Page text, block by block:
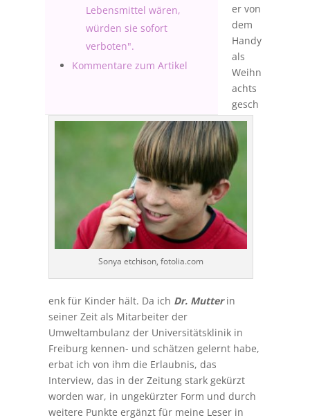
Lebensmittel wären,
würden sie sofort
verboten".
Kommentare zum Artikel
Sonya etchison, fotolia.com
er von
dem
Handy
als
Weihn
achts
gesch
enk für Kinder hält. Da ich Dr. Mutterin
seiner Zeit als Mitarbeiter der
Umweltambulanz der Universitätsklinik in
Freiburg kennen- und schätzen gelernt habe,
erbat ich von ihm die Erlaubnis, das
Interview, das in der Zeitung stark gekürzt
worden war, in ungekürzter Form und durch
weitere Punkte ergänzt für meine Leser in